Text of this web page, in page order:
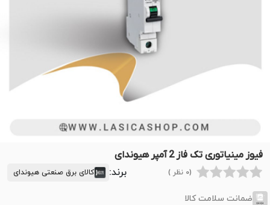
فیوز مینیاتوری تک فاز 2 آمپر هیوندای
(0 نظر ) برند: کالای برق صنعتی هیوندای
ضمانت سلامت کالا